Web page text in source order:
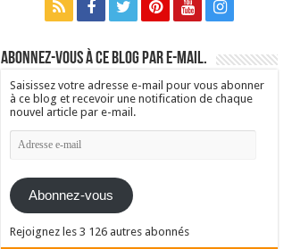
Abonnez-vous à ce blog par e-mail.
Saisissez votre adresse e-mail pour vous abonner
à ce blog et recevoir une notification de chaque
nouvel article par e-mail.
Adresse
e-
Abonnez-vous
Rejoignez les 3 126 autres abonnés